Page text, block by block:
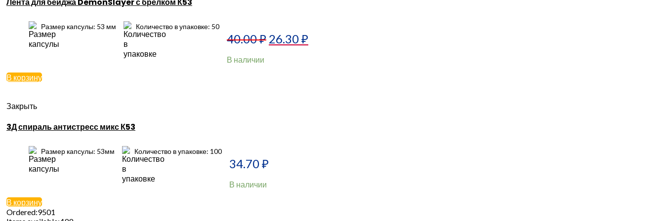
Размер капсулы: 53 мм Количество в упаковке: 50
40.00₽ 26.30₽
В наличии
В корзину
Закрыть
3Д спираль антистресс микс К53
Размер капсулы: 53мм Количество в упаковке: 100
34.70₽
В наличии
В корзину
Ordered:9501